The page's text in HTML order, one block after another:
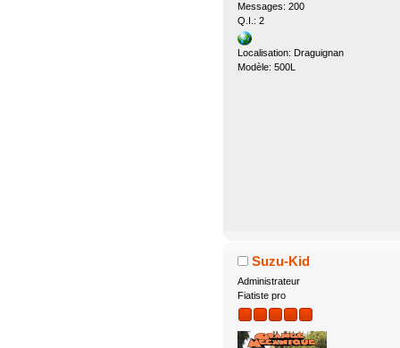
Messages: 200
Q.I.: 2
Localisation: Draguignan
Modèle: 500L
Suzu-Kid
Administrateur
Fiatiste pro